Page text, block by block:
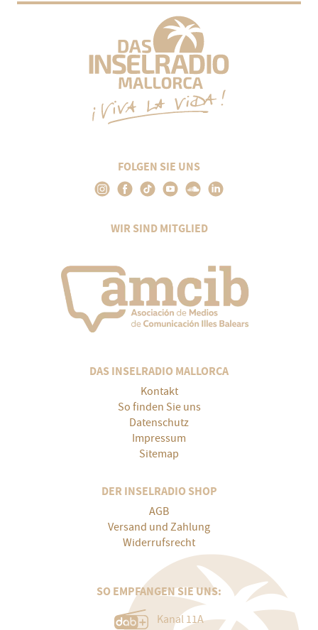
FOLGEN SIE UNS
WIR SIND MITGLIED
DAS INSELRADIO MALLORCA
Kontakt
So finden Sie uns
Datenschutz
Impressum
Sitemap
DER INSELRADIO SHOP
AGB
Versand und Zahlung
Widerrufsrecht
SO EMPFANGEN SIE UNS:
Kanal 11A